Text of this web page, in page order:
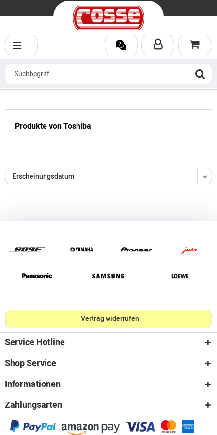
Produkte von Toshiba
Vertrag widerrufen
Service Hotline
Shop Service
Informationen
Zahlungsarten